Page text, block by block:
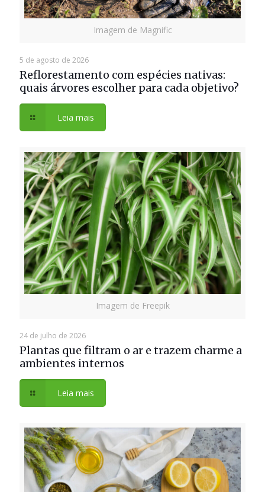
Imagem de Magnific
5 de agosto de 2026
Reflorestamento com espécies nativas:
quais árvores escolher para cada objetivo?
Leia mais
Imagem de Freepik
24 de julho de 2026
Plantas que filtram o ar e trazem charme a
ambientes internos
Leia mais